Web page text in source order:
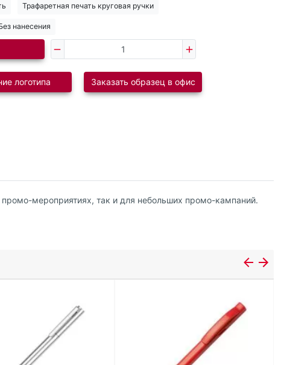
Трафаретная печать круговая ручки
нанесения
логотипа Заказать образец в офис
мероприятиях, так и для небольших промо-кампаний.